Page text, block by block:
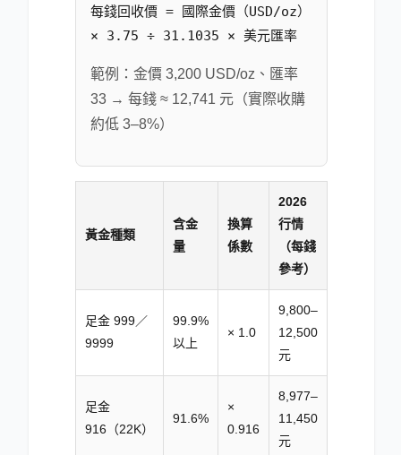
每錢回收價 = 國際金價（USD/oz）
× 3.75 ÷ 31.1035 × 美元匯率
範例：金價 3,200 USD/oz、匯率
33 → 每錢 ≈ 12,741 元（實際收購
約低 3–8%）
黃金種類
含金
量
換算
係數
2026
行情
（每錢
參考）
足金 999／
9999
99.9%
以上
× 1.0
9,800–
12,500
元
足金
916（22K）
91.6%
×
0.916
8,977–
11,450
元